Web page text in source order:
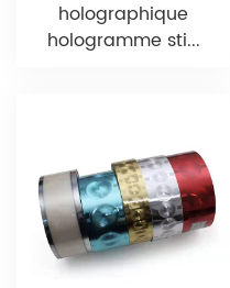
holographique
hologramme sti...